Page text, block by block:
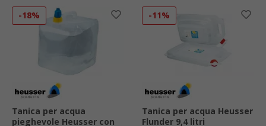
-18%
Tanica per acqua
pieghevole Heusser con
-11%
Tanica per acqua Heusser
Flunder 9,4 litri